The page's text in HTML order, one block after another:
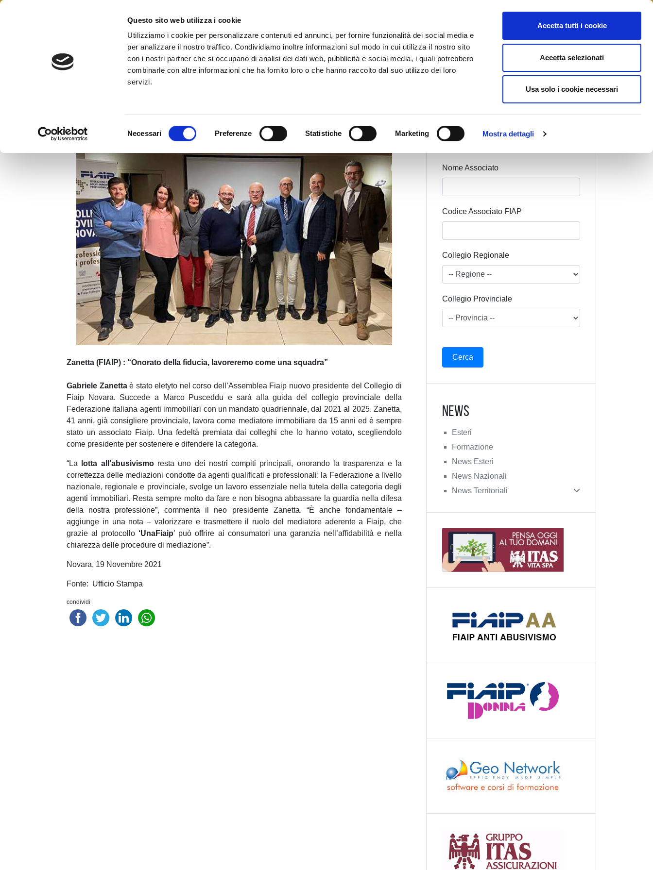
Questo sito web utilizza i cookie
Utilizziamo i cookie per personalizzare contenuti ed annunci, per fornire funzionalità dei social media e
per analizzare il nostro traffico. Condividiamo inoltre informazioni sul modo in cui utilizza il nostro sito
con i nostri partner che si occupano di analisi dei dati web, pubblicità e social media, i quali potrebbero
combinarle con altre informazioni che ha fornito loro o che hanno raccolto dal suo utilizzo dei loro
servizi.
z
i
o
n
e
d
e
l
c
n
e
n
Necessari Preferenze Statistiche Marketing Mostra dettagli
Accetta tutti i cookie
Accetta selezionati
Usa solo i cookie necessari
Skip
Federazione Italiana Agenti Immobiliari Professionali
News
Zanetta (FIAIP) : “Onorato della fiducia, lavoreremo come una squadra”
Gabriele Zanettaè stato eletyto nel corso dell’Assemblea Fiaip nuovo presidente del Collegio di
Fiaip Novara. Succede a Marco Pusceddu e sarà alla guida del collegio provinciale della
Federazione italiana agenti immobiliari con un mandato quadriennale, dal 2021 al 2025. Zanetta,
41 anni, già consigliere provinciale, lavora come mediatore immobiliare da 15 anni ed è sempre
stato un associato Fiaip. Una fedeltà premiata dai colleghi che lo hanno votato, scegliendolo
come presidente per sostenere e difendere la categoria.
“La lotta all’abusivismoresta uno dei nostri compiti principali, onorando la trasparenza e la
correttezza delle mediazioni condotte da agenti qualificati e professionali: la Federazione a livello
nazionale, regionale e provinciale, svolge un lavoro essenziale nella tutela della categoria degli
agenti immobiliari. Resta sempre molto da fare e non bisogna abbassare la guardia nella difesa
della nostra professione”, commenta il neo presidente Zanetta. “È anche fondamentale –
aggiunge in una nota – valorizzare e trasmettere il ruolo del mediatore aderente a Fiaip, che
grazie al protocollo ‘UnaFiaip’ può offrire ai consumatori una garanzia nell’affidabilità e nella
chiarezza delle procedure di mediazione”.
Novara, 19 Novembre 2021
Fonte: Ufficio Stampa
condividi
Cognome Associato
Nome Associato
Codice Associato FIAP
Collegio Regionale
Collegio Provinciale
News
Esteri
Formazione
News Esteri
News Nazionali
News Territoriali